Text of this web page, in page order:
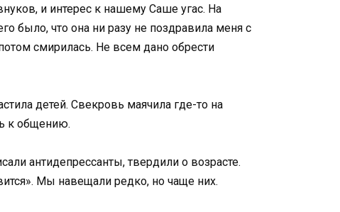
и интерес к нашему Саше угас. На
было, что она ни разу не поздравила меня с
смирилась. Не всем дано обрести
детей. Свекровь маячила где-то на
к общению.
антидепрессанты, твердили о возрасте.
Мы навещали редко, но чаще них.